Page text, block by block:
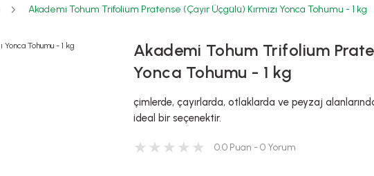
Akademi Tohum Trifolium Pratense (Çayır Üçgülü) Kırmızı Yonca Tohumu - 1 kg
Akademi Tohum Trifolium
Yonca Tohumu - 1 kg
çimlerde, çayırlarda, otlaklarda ve peyzaj
ideal bir seçenektir.
0.0 Puan - 0 Yorum